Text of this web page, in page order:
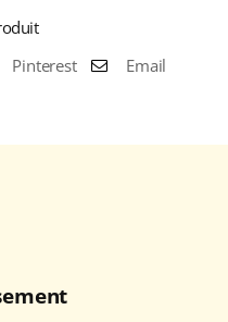
Pinterest Email